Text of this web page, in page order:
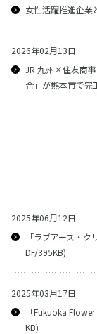
女性活躍推進企業
2026年02月13日
JR 九州×住友商
合」が熊本市で完
2025年06月12日
「ラブアース・
DF/395KB)
2025年03月17日
「Fukuoka
KB)